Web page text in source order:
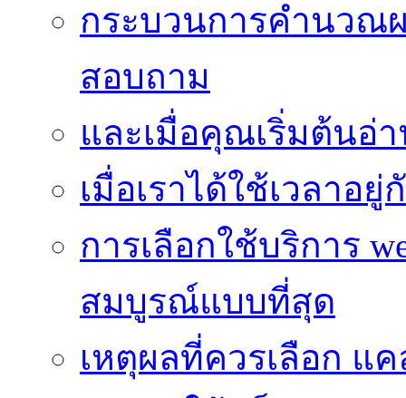
กระบวนการคำนวณ
สอบถาม
และเมื่อคุณเริ่มต้นอ่า
เมื่อเราได้ใช้เวลาอยู่
การเลือกใช้บริการ
สมบูรณ์แบบที่สุด
เหตุผลที่ควรเลือก แ